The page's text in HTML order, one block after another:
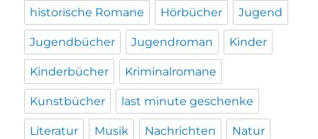
historische Romane Hörbücher Jugend
Jugendbücher Jugendroman Kinder
Kinderbücher Kriminalromane
Kunstbücher last minute geschenke
Literatur Musik Nachrichten Natur